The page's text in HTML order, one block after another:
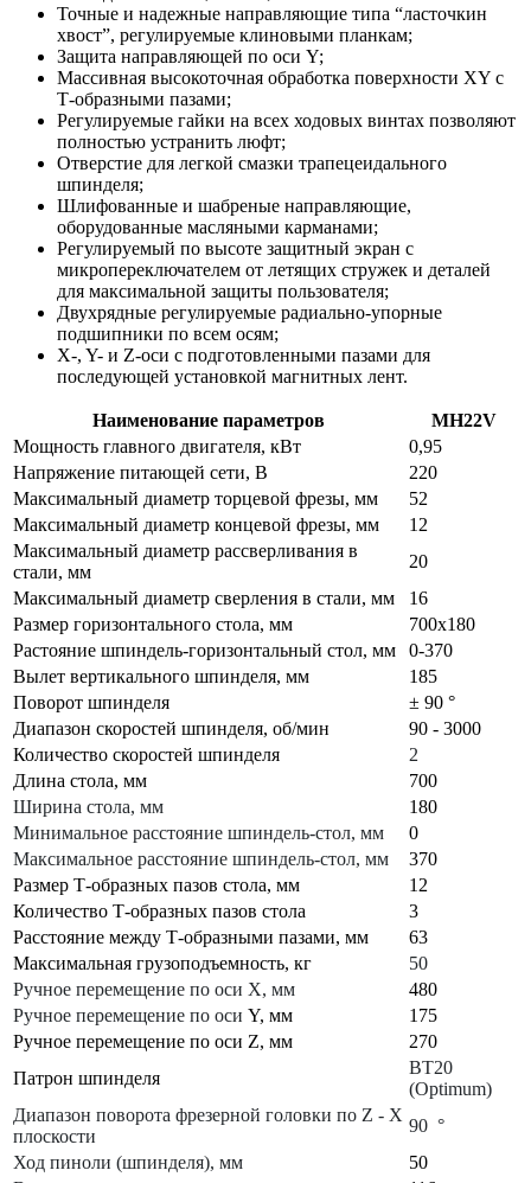
Точные и надежные направляющие типа “ласточкин
хвост”, регулируемые клиновыми планкам;
Защита направляющей по оси Y;
Массивная высокоточная обработка поверхности XY с
Т-образными пазами;
Регулируемые гайки на всех ходовых винтах позволяют
полностью устранить люфт;
Отверстие для легкой смазки трапецеидального
шпинделя;
Шлифованные и шабреные направляющие,
оборудованные масляными карманами;
Регулируемый по высоте защитный экран с
микропереключателем от летящих стружек и деталей
для максимальной защиты пользователя;
Двухрядные регулируемые радиально-упорные
подшипники по всем осям;
X-, Y- и Z-оси с подготовленными пазами для
последующей установкой магнитных лент.
Наименование параметров
MH22V
Мощность главного двигателя, кВт
0,95
Напряжение питающей сети, В
220
Максимальный диаметр торцевой фрезы, мм
52
Максимальный диаметр концевой фрезы, мм
12
Максимальный диаметр рассверливания в
стали, мм
20
Максимальный диаметр сверления в стали, мм
16
Размер горизонтального стола, мм
700х180
Растояние шпиндель-горизонтальный стол, мм
0-370
Вылет вертикального шпинделя, мм
185
Поворот шпинделя
± 90 °
Диапазон скоростей шпинделя, об/мин
90 - 3000
Количество скоростей шпинделя
2
Длина стола, мм
700
Ширина стола, мм
180
Минимальное расстояние шпиндель-стол, мм
0
Максимальное расстояние шпиндель-стол, мм
370
Размер Т-образных пазов стола, мм
12
Количество Т-образных пазов стола
3
Расстояние между Т-образными пазами, мм
63
Максимальная грузоподъемность, кг
50
Ручное перемещение по оси X, мм
480
Ручное перемещение по оси Y, мм
175
Ручное перемещение по оси Z, мм
270
Патрон шпинделя
BT20
(Optimum)
Диапазон поворота фрезерной головки по Z - X
плоскости
90 °
Ход пиноли (шпинделя), мм
50